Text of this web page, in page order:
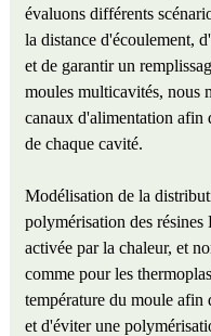
évaluons différents
la distance d'écoulement,
et de garantir un
moules multicavités, nous
canaux d'alimentation afin
de chaque cavité.
Modélisation de la
polymérisation des
activée par la chaleur, et
comme pour les
température du moule
et d'éviter une